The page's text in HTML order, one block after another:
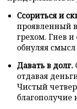
Ссориться и
проявленный
грехом. Гнев
обнуляя
Давать в долг.
отдавая
Чистый
благополучие